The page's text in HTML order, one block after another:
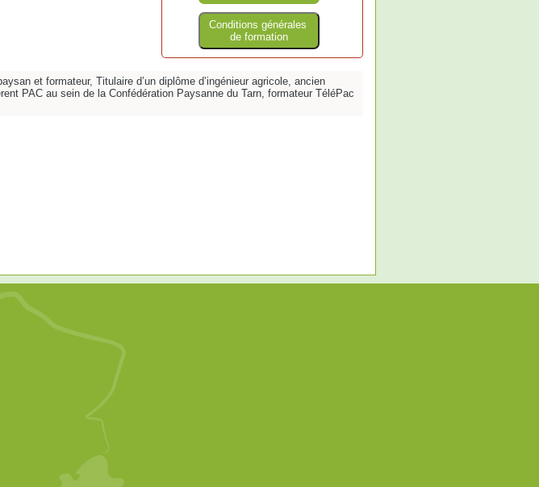
Conditions générales
de formation
et formateur, Titulaire d’un diplôme d’ingénieur agricole, ancien
PAC au sein de la Confédération Paysanne du Tarn, formateur TéléPac